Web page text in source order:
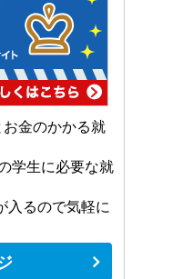
金のかかる就
学生に必要な就
入るので気軽に